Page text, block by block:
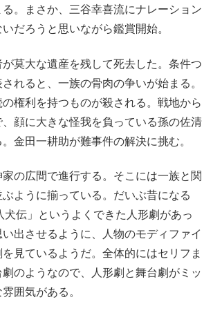
。まさか、三谷幸喜流にナレーション
だろうと思いながら鑑賞開始。
莫大な遺産を残して死去した。条件つ
れると、一族の骨肉の争いが始まる。
権利を持つものが殺される。戦地から
顔に大きな怪我を負っている孫の佐清
金田一耕助が難事件の解決に挑む。
の広間で進行する。そこには一族と関
ように揃っている。だいぶ昔になる
犬伝」というよくできた人形劇があっ
出させるように、人物のモディファイ
見ているようだ。全体的にはセリフま
のようなので、人形劇と舞台劇がミッ
囲気がある。